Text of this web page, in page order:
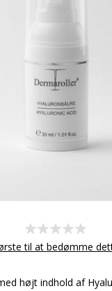
til at bedømme
højt indhold af